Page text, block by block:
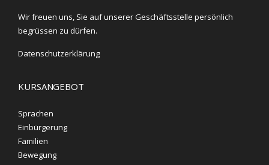
Wir freuen uns, Sie auf unserer Geschäftsstelle persönlich
begrüssen zu dürfen.
Datenschutzerklärung
KURSANGEBOT
Sprachen
Einbürgerung
Familien
Bewegung